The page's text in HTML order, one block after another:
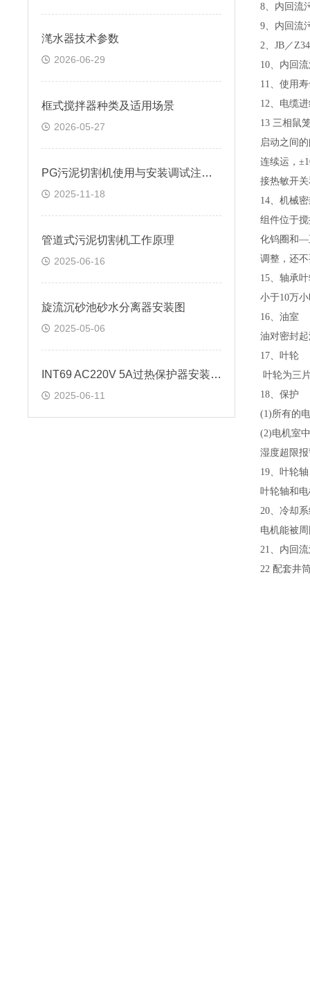
滗水器技术参数
2026-06-29
框式搅拌器种类及适用场景
2026-05-27
PG污泥切割机使用与安装调试注意事项
2025-11-18
管道式污泥切割机工作原理
2025-06-16
旋流沉砂池砂水分离器安装图
2025-05-06
INT69 AC220V 5A过热保护器安装尺寸
2025-06-11
8、内回流
9、内回流
2、JB／
10、内回
11、使用
12、电缆
13 三相鼠
启动之间
连续运，
接热敏开
14、机械
组件位于
化钨圈和—
调整，还
15、轴承
小于10万
16、油室
油对密封
17、叶轮
叶轮为三
18、保护
(1)所有的
(2)电机室
湿度超限
19、叶轮轴
叶轮轴和
20、冷却
电机能被
21、内回
22 配套井